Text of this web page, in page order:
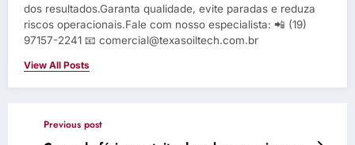
dos resultados.Garanta qualidade, evite paradas e reduza
riscos operacionais.Fale com nosso especialista: 📲 (19)
97157-2241 📧 comercial@texasoiltech.com.br
View All Posts
Previous post